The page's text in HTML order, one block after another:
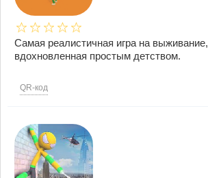
Самая реалистичная игра на выживание,
вдохновленная простым детством.
QR-код